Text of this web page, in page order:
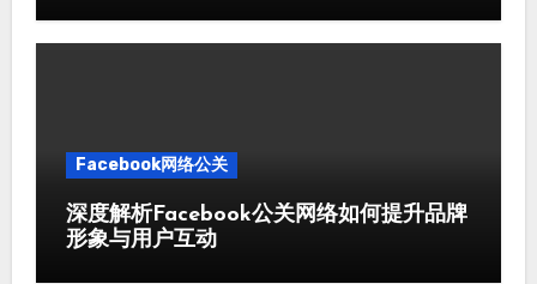
Facebook网络公关
深度解析Facebook公关网络如何提升品牌
形象与用户互动